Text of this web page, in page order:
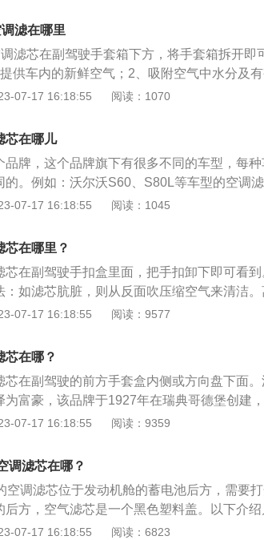
滤在哪里
滤芯在副驾驶手套箱下方，将手套箱拆开即
供车内的新鲜空气；2、吸附空气中水分及
生细菌，确保安全卫生；4、过滤空气中的固
调滤芯也是如此。空调滤芯的更换周期可以根
空气质量好的农村地区行驶，建议一年更换一
长时间行驶时，建议每半年更换一次。
07-17 16:18:55 阅读：1070
芯在哪儿
品牌，这个品牌旗下有很多不同的车型，每
的。例如：沃尔沃S60、S80L等车型的空调
调滤芯的拆除方法：1、拆副驾驶的手套箱。
险盒正好挡在滤清器盖板外面，先把保险盒
滤芯的盖板了。把空调滤芯盖板打开就能看到
豪华汽车品牌，曾译为富豪。该品牌于1927
沃集团将旗下的沃尔沃轿车业务出售给美国
企业浙江吉利控股集团从福特手中购得沃尔沃
里森原本都服务于瑞典知名滚珠轴承（
工程师，而格布里森则是经济学出身的国际
瞻性与热情，携手合作在1925年9月时成功
新车量产。
07-17 16:18:55 阅读：1045
芯在哪里？
芯在副驾驶手扣盒里面，把手扣卸下即可看
：如滤芯肮脏，则从反面吹压缩空气来清洁。
500kPa(5.0公斤力/厘米2)的压力吹大约2分钟
废。空调滤清器的效果：高效过滤吸附颗粒杂
器能防止这类物质进入空调系统破坏空调系统
，保护车内人员的身体健康。
07-17 16:18:55 阅读：9577
芯在哪？
芯在副驾驶的前方手套盒内侧或方向盘下面
为富豪，该品牌于1927年在瑞典哥德堡创建
及建筑设备制造商，主要提供卡车、客车、建
XC90。其中沃尔沃XC40在设计、科技以及
的设计语言，车身高度及宽度全面调整，车内
航辅助系统、新一代城市安全系统、Sensus
息娱乐技术。
07-17 16:18:55 阅读：9359
调滤芯在哪？
空调滤芯位于发动机舱的蓄电池后方，需要
后方，空气滤芯是一个黑色塑料盖。以下介
空调格贴紧壳体，保证未过滤空气不会进入
07-17 16:18:55 阅读：6823